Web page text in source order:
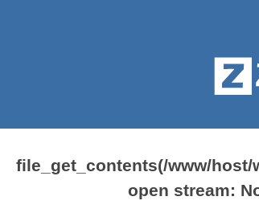
file_get_contents(/www/
open stream: